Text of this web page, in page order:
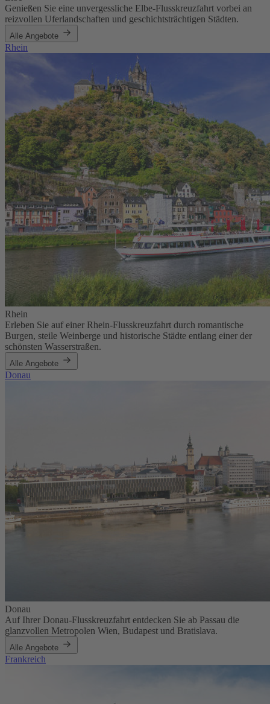
Genießen Sie eine unvergessliche Elbe-Flusskreuzfahrt vorbei an
reizvollen Uferlandschaften und geschichtsträchtigen Städten.
Alle Angebote
Rhein
Rhein
Erleben Sie auf einer Rhein-Flusskreuzfahrt durch romantische
Burgen, steile Weinberge und historische Städte entlang einer der
schönsten Wasserstraßen.
Alle Angebote
Donau
Donau
Auf Ihrer Donau-Flusskreuzfahrt entdecken Sie ab Passau die
glanzvollen Metropolen Wien, Budapest und Bratislava.
Alle Angebote
Frankreich